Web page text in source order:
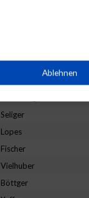
Ledl
Seliger
Lopes
Fischer
Vielhuber
Böttger
auf einem
Werbung
Ablehnen